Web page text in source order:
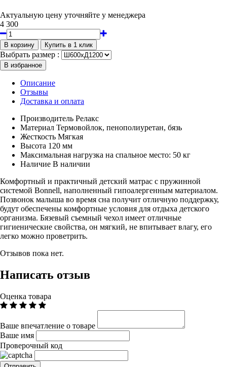
Актуальную цену уточняйте у менеджера
4 300
Выбрать размер :
Описание
Отзывы
Доставка и оплата
Производитель Релакс
Материал Термовойлок, пенополиуретан, бязь
Жесткость Мягкая
Высота 120 мм
Максимальная нагрузка на спальное место: 50 кг
Наличие В наличии
Комфортный и практичный детский матрас с пружинной
системой Bonnell, наполненный гипоалергенным материалом.
Позвонок малыша во время сна получит отличную поддержку,
будут обеспечены комфортные условия для отдыха детского
организма. Бязевый съемный чехол имеет отличные
гигиенические свойства, он мягкий, не впитывает влагу, его
легко можно проветрить.
Отзывов пока нет.
Написать отзыв
Оценка товара
Ваше впечатление о товаре
Ваше имя
Проверочный код